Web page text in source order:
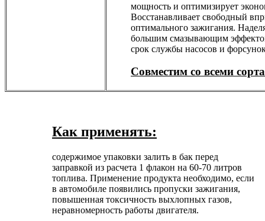
мощность и оптимизирует
Восстанавливает свободный
оптимального зажигания.
большим смазывающим
срок службы насосов и
Совместим со всеми
Как применять:
содержимое упаковки залить в бак перед
заправкой из расчета 1 флакон на 60-70 литров
топлива. Применение продукта необходимо, если
в автомобиле появились пропуски зажигания,
повышенная токсичность выхлопных газов,
неравномерность работы двигателя.